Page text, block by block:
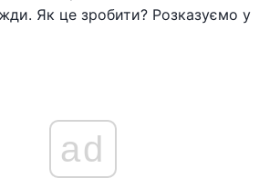
Як це зробити? Розказуємо у
ad